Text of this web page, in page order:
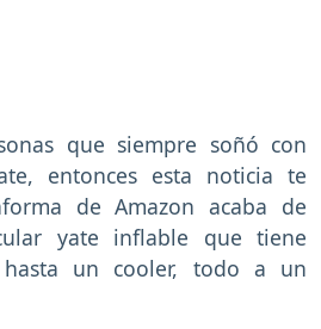
que siempre soñó con
entonces esta noticia te
de Amazon acaba de
yate inflable que tiene
un cooler, todo a un